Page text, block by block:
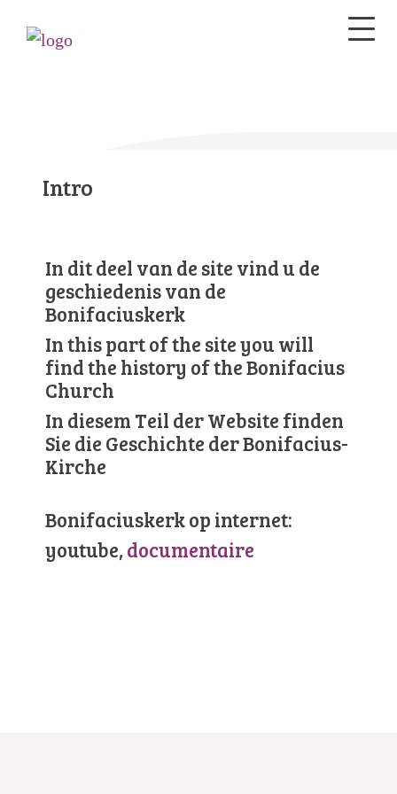
Intro
In dit deel van de site vind u de
geschiedenis van de
Bonifaciuskerk
In this part of the site you will
find the history of the Bonifacius
Church
In diesem Teil der Website finden
Sie die Geschichte der Bonifacius-
Kirche
Bonifaciuskerk op internet:
youtube,documentaire